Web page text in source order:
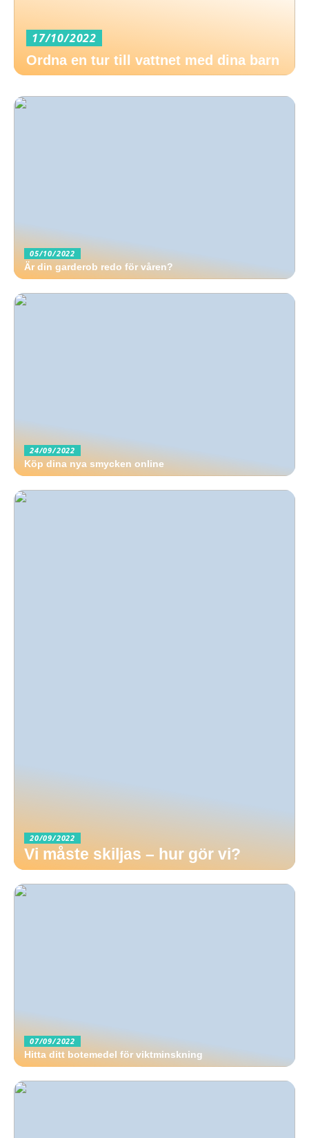
17/10/2022
Ordna en tur till vattnet med dina barn
05/10/2022
Är din garderob redo för våren?
24/09/2022
Köp dina nya smycken online
20/09/2022
Vi måste skiljas – hur gör vi?
07/09/2022
Hitta ditt botemedel för viktminskning